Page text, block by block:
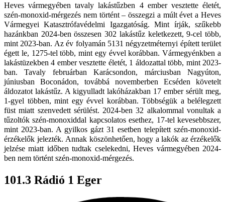
Heves vármegyében tavaly lakástűzben 4 ember vesztette életét,
szén-monoxid-mérgezés nem történt – összegzi a múlt évet a Heves
Vármegyei Katasztrófavédelmi Igazgatóság. Mint írják, szűkebb
hazánkban 2024-ben összesen 302 lakástűz keletkezett, 9-cel több,
mint 2023-ban. Az év folyamán 5131 négyzetméternyi épített terület
égett le, 1275-tel több, mint egy évvel korábban. Vármegyénkben a
lakástüzekben 4 ember vesztette életét, 1 áldozattal több, mint 2023-
ban. Tavaly februárban Karácsondon, márciusban Nagyúton,
júniusban Boconádon, továbbá novemberben Ecséden követelt
áldozatot lakástűz. A kigyulladt lakóházakban 17 ember sérült meg,
1-gyel többen, mint egy évvel korábban. Többségük a belélegzett
füst miatt szenvedett sérülést. 2024-ben 32 alkalommal vonultak a
tűzoltók szén-monoxiddal kapcsolatos esethez, 17-tel kevesebbszer,
mint 2023-ban. A gyilkos gázt 31 esetben telepített szén-monoxid-
érzékelők jelezték. Annak köszönhetően, hogy a lakók az érzékelők
jelzése miatt időben tudtak cselekedni, Heves vármegyében 2024-
ben nem történt szén-monoxid-mérgezés.
101.3 Rádió 1 Eger